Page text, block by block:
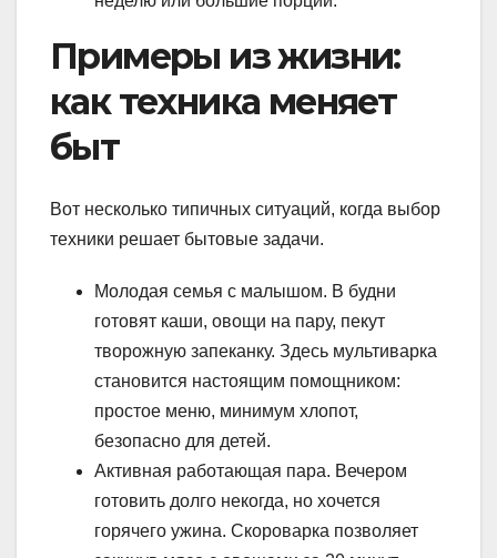
Примеры из жизни:
как техника меняет
быт
Вот несколько типичных ситуаций, когда выбор
техники решает бытовые задачи.
Молодая семья с малышом. В будни
готовят каши, овощи на пару, пекут
творожную запеканку. Здесь мультиварка
становится настоящим помощником:
простое меню, минимум хлопот,
безопасно для детей.
Активная работающая пара. Вечером
готовить долго некогда, но хочется
горячего ужина. Скороварка позволяет